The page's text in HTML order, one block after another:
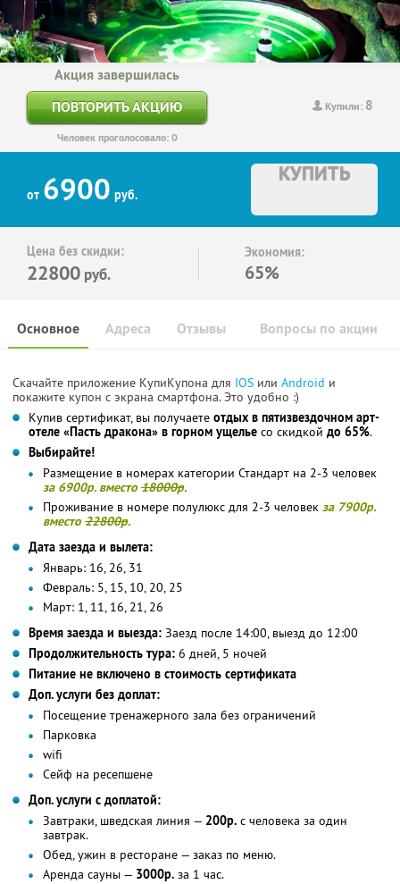
Купили: 8
Акция завершилась
ПОВТОРИТЬ АКЦИЮ
Человек проголосовало: 0
от 6900 руб.
КУПИТЬ
Цена без скидки:
22800 руб.
Экономия:
65%
Основное Отзывы Вопросы по акции
Адреса
Скачайте приложение КупиКупона для IOS или Android и
покажите купон с экрана смартфона. Это удобно :)
Купив сертификат, вы получаете отдых в пятизвездочном арт-
отеле «Пасть дракона» в горном ущелье со скидкой до 65%.
Выбирайте!
Размещение в номерах категории Стандарт на 2-3 человек
за 6900р. вместо 18000р.
Проживание в номере полулюкс для 2-3 человек за 7900р.
вместо 22800р.
Дата заезда и вылета:
Январь: 16, 26, 31
Февраль: 5, 15, 10, 20, 25
Март: 1, 11, 16, 21, 26
Время заезда и выезда: Заезд после 14:00, выезд до 12:00
Продолжительность тура: 6 дней, 5 ночей
Питание не включено в стоимость сертификата
Доп. услуги без доплат:
Посещение тренажерного зала без ограничений
Парковка
wifi
Сейф на ресепшене
Доп. услуги с доплатой:
Завтраки, шведская линия — 200р. с человека за один
завтрак.
Обед, ужин в ресторане — заказ по меню.
Аренда сауны — 3000р. за 1 час.